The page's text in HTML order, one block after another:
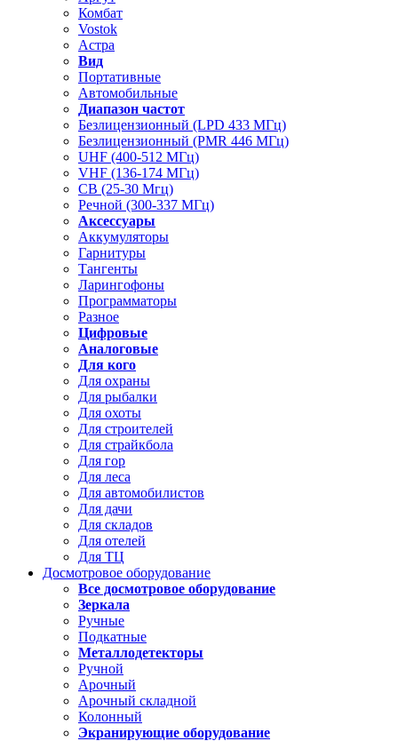
Комбат
Vostok
Астра
Вид
Портативные
Автомобильные
Диапазон частот
Безлицензионный (LPD 433 МГц)
Безлицензионный (PMR 446 МГц)
UHF (400-512 МГц)
VHF (136-174 МГц)
CB (25-30 Мгц)
Речной (300-337 МГц)
Аксессуары
Аккумуляторы
Гарнитуры
Тангенты
Ларингофоны
Программаторы
Разное
Цифровые
Аналоговые
Для кого
Для охраны
Для рыбалки
Для охоты
Для строителей
Для страйкбола
Для гор
Для леса
Для автомобилистов
Для дачи
Для складов
Для отелей
Для ТЦ
Досмотровое оборудование
Все досмотровое оборудование
Зеркала
Ручные
Подкатные
Металлодетекторы
Ручной
Арочный
Арочный складной
Колонный
Экранирующие оборудование